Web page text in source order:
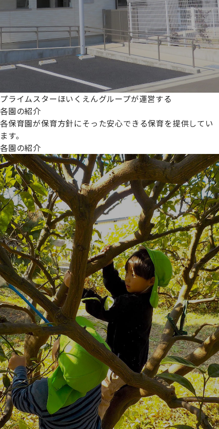
プライムスターほいくえんグループが運営する
各園の紹介
各保育園が保育方針にそった安心できる保育を提供してい
ます。
各園の紹介